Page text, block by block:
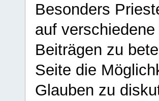
Besonders
auf
Beiträgen zu
Seite die
Glauben zu